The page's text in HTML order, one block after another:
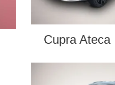
Cupra Ateca